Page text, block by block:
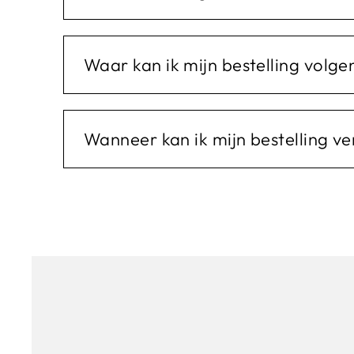
Waar kan ik mijn bestelling
Wanneer kan ik mijn bestelling